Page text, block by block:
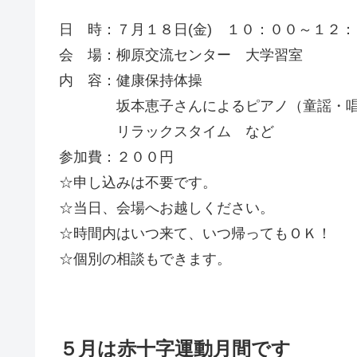
日 時：７月１８日(金) １０：００～１２：
会 場：柳原交流センター 大学習室
内 容：健康保持体操
坂本恵子さんによるピアノ（童謡・唱
リラックスタイム など
参加費：２００円
☆申し込みは不要です。
☆当日、会場へお越しください。
☆時間内はいつ来て、いつ帰ってもＯＫ！
☆個別の相談もできます。
５月は赤十字運動月間です